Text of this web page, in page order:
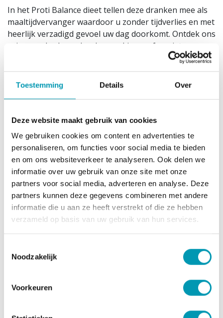
Toestemming Details Over
Deze website maakt gebruik van cookies
We gebruiken cookies om content en advertenties te
personaliseren, om functies voor social media te bieden
en om ons websiteverkeer te analyseren. Ook delen we
informatie over uw gebruik van onze site met onze
partners voor social media, adverteren en analyse. Deze
partners kunnen deze gegevens combineren met andere
informatie die u aan ze heeft verstrekt of die ze hebben
verzameld op basis van uw gebruik van hun services.
Noodzakelijk
Voorkeuren
In het Proti Balance dieet tellen deze dranken mee als
maaltijdvervanger waardoor u zonder tijdverlies en met
heerlijk verzadigd gevoel uw dag doorkomt. Ontdek ons
ruime aanbod aan dranken en kies uw favoriet.
1 doos bevat 7 zakjes.
Dit product past in het low carb dieet, het
eiwitdieet. Gevarieerde, evenwichtige voeding en een
gezonde levensstijl zijn belangrijk.
Gebruiksadvies
Meng 23g (een zakje) poeder met 230 ml koud water in
een shaker en schud goed. Consumeer gekoeld, met ijs
of een toegevoegde sinaasappel-of citroenschil. Kort
na bereiding consumeren. Opgelet: bevat zoetstoffen.
Overmatig gebruik kan laxerend effect hebben! Koel en
droog bewaren buiten direct zonlicht en buiten bereik
van kinderen bewaren. Gevarieerde, evenwichtige
Plaats van herkomst EU.
Melkproteïne (emulgator: lecithinen); gehydrolyseerd
appelzuur, kaliumcitraten; kleurstoffen: bètacaroteen,